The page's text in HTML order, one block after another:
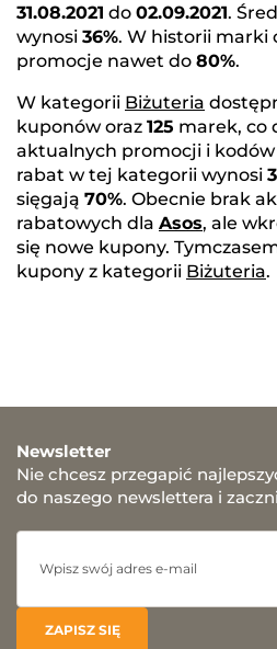
31.08.2021 do 02.09.2021.
wynosi 36%. W historii marki
promocje nawet do 80%.
W kategorii Biżuteria
kuponów oraz 125 marek, co
aktualnych promocji i
rabat w tej kategorii wynosi
sięgają 70%. Obecnie brak
rabatowych dla Asos, ale
się nowe kupony.
kupony z kategorii Biżuteria.
Newsletter
Nie chcesz przegapić
do naszego newslettera i